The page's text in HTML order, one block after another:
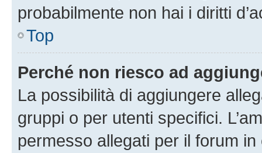
probabilmente non hai i diritti
Top
Perché non riesco ad
La possibilità di aggiungere
gruppi o per utenti specifici.
permesso allegati per il forum